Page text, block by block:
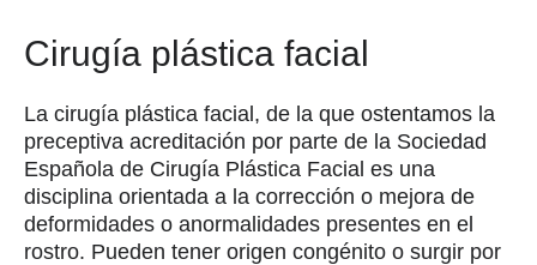
Cirugía plástica facial
La cirugía plástica facial, de la que ostentamos la
preceptiva acreditación por parte de la Sociedad
Española de Cirugía Plástica Facial es una
disciplina orientada a la corrección o mejora de
deformidades o anormalidades presentes en el
rostro. Pueden tener origen congénito o surgir por